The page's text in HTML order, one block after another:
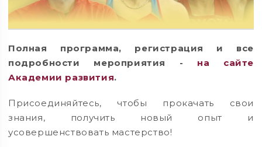
Полная программа, регистрация и все
подробности мероприятия - на сайте
Академии развития.
Присоединяйтесь, чтобы прокачать свои
знания, получить новый опыт и
усовершенствовать мастерство!